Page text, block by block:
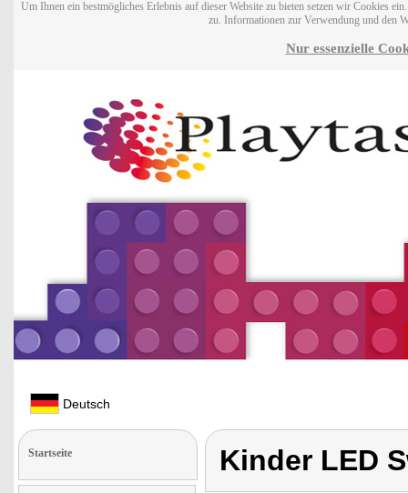
Um Ihnen ein bestmögliches Erlebnis auf dieser Website zu bieten setzen wir Cookies
zu. Informationen zur Verwendung und den
Nur essenzielle
Deutsch
Startseite Kinder LED